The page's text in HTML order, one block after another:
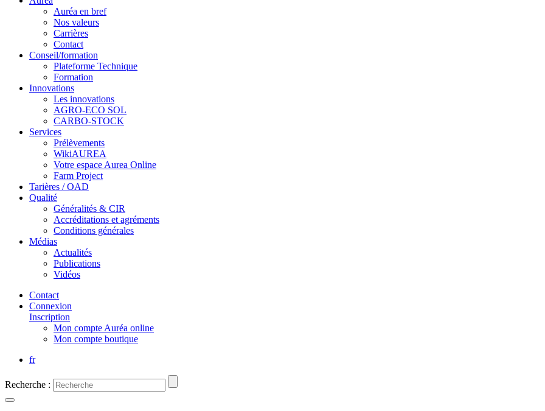
Auréa en bref
Nos valeurs
Carrières
Contact
Conseil/formation
Plateforme Technique
Formation
Innovations
Les innovations
AGRO-ECO SOL
CARBO-STOCK
Services
Prélèvements
WikiAUREA
Votre espace Aurea Online
Farm Project
Tarières / OAD
Qualité
Généralités & CIR
Accréditations et agréments
Conditions générales
Médias
Actualités
Publications
Vidéos
Contact
Connexion
Inscription
Mon compte Auréa online
Mon compte boutique
fr
Recherche :